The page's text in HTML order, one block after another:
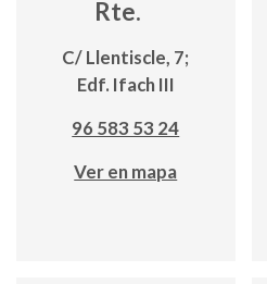
Rte.
C/ Llentiscle, 7;
Edf. Ifach III
96 583 53 24
Ver en mapa